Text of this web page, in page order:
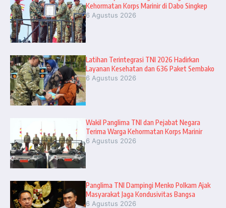
Kehormatan Korps Marinir di Dabo Singkep
6 Agustus 2026
Latihan Terintegrasi TNI 2026 Hadirkan
Layanan Kesehatan dan 636 Paket Sembako
6 Agustus 2026
Wakil Panglima TNI dan Pejabat Negara
Terima Warga Kehormatan Korps Marinir
6 Agustus 2026
Panglima TNI Dampingi Menko Polkam Ajak
Masyarakat Jaga Kondusivitas Bangsa
6 Agustus 2026